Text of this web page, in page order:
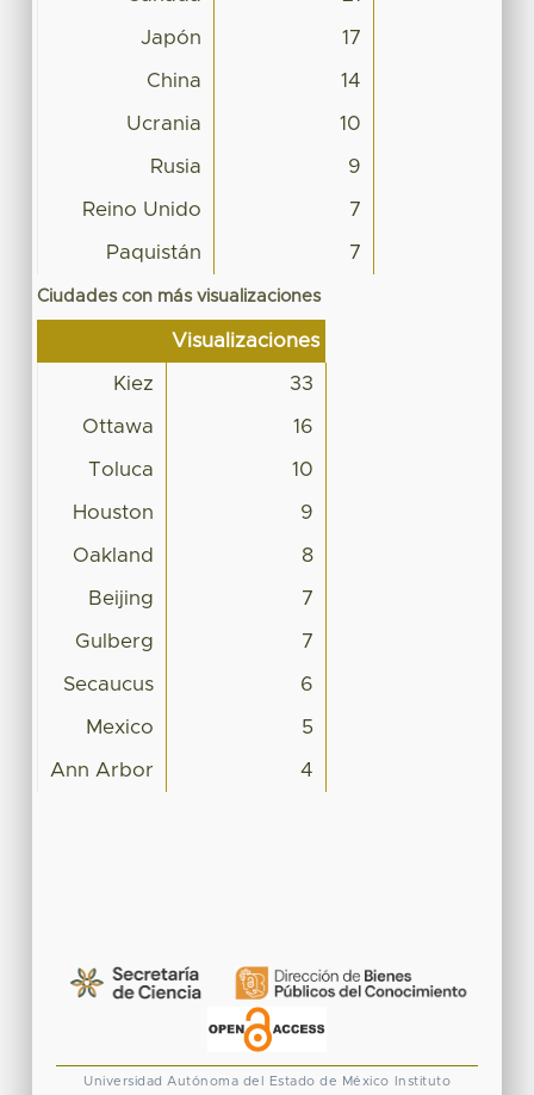
Japón 17
China 14
Ucrania 10
Rusia 9
Reino Unido 7
Paquistán 7
Ciudades con más visualizaciones
Visualizaciones
Kiez 33
Ottawa 16
Toluca 10
Houston 9
Oakland 8
Beijing 7
Gulberg 7
Secaucus 6
Mexico 5
Ann Arbor 4
Universidad Autónoma del Estado de México
Instituto